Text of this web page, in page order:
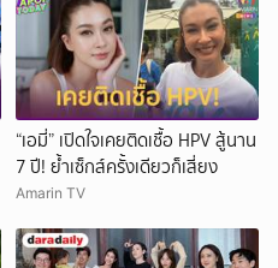
“เอมี่” เปิดใจเคยติดเชื้อ HPV สู้นาน
7 ปี! ย้ำเซ็กส์ครั้งเดียวก็เสี่ยง
Amarin TV